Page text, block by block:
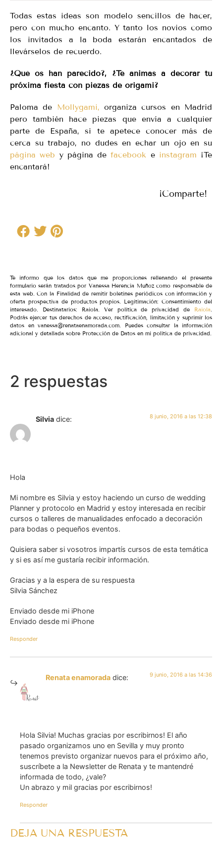
Todas estas ideas son modelo sencillos de hacer,
pero con mucho encanto. Y tanto los novios como
los invitados a la boda estarán encantados de
llevárselos de recuerdo.
¿Qué os han parecido?, ¿Te animas a decorar tu
próxima fiesta con piezas de origami?
Paloma de Mollygami, organiza cursos en Madrid
pero también hace piezas que envía a cualquier
parte de España, si te apetece conocer más de
cerca su trabajo, no dudes en echar un ojo en su
página web y página defacebook e instagram ¡Te
encantará!
¡Comparte!
Te informo que los datos que me proporciones rellenando el presente
formulario serán tratados por Vanessa Herencia Muñoz como responsable de
esta web. Con la Finalidad de remitir boletines periódicos con información y
oferta prospectiva de productos propios. Legitimación: Consentimiento del
interesado. Destinatarios: Raiola. Ver política de privacidad de Raiola.
Podrás ejercer tus derechos de acceso, rectificación, limitación y suprimir los
datos en vanessa@renataenamorada.com. Puedes consultar la información
adicional y detallada sobre Protección de Datos en mi política de privacidad.
2 respuestas
Silvia dice: 8 junio, 2016 a las 12:38
Hola
Mi nombre es Silvia y estoy haciendo un curso de wedding
Planner y protocolo en Madrid y estoy interesada en recibir
cursos o talleres de manualidades enfocado a decoración
para bodas o pequeños eventos.
Quisiera saber si vosotros impartís cursos de esta temática
y si es así me gustaría recibir información.
Gracias y a la espera de su respuesta
Silvia Sánchez
Enviado desde mi iPhone
Enviado desde mi iPhone
Responder
Renata enamorada dice: 9 junio, 2016 a las 14:36
Hola Silvia! Muchas gracias por escribirnos! El año
pasado organizamos uno en Sevilla y muy pronto
tenemos previsto organizar nuevos para el próximo año,
suscríbete a la Newsletter de Renata y te mantendré
informada de todo, ¿vale?
Un abrazo y mil gracias por escribirnos!
Responder
DEJA UNA RESPUESTA